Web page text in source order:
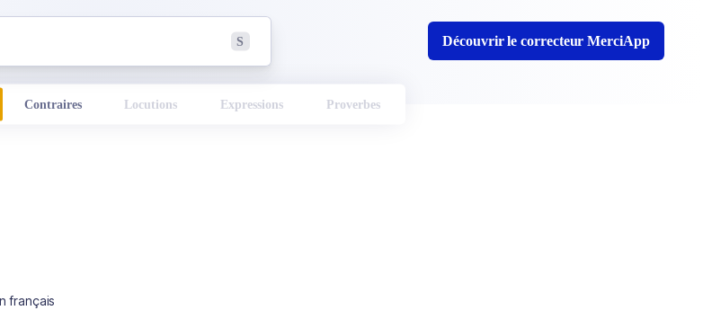
S Découvrir le correcteur MerciApp
Contraires Locutions Expressions Proverbes
français